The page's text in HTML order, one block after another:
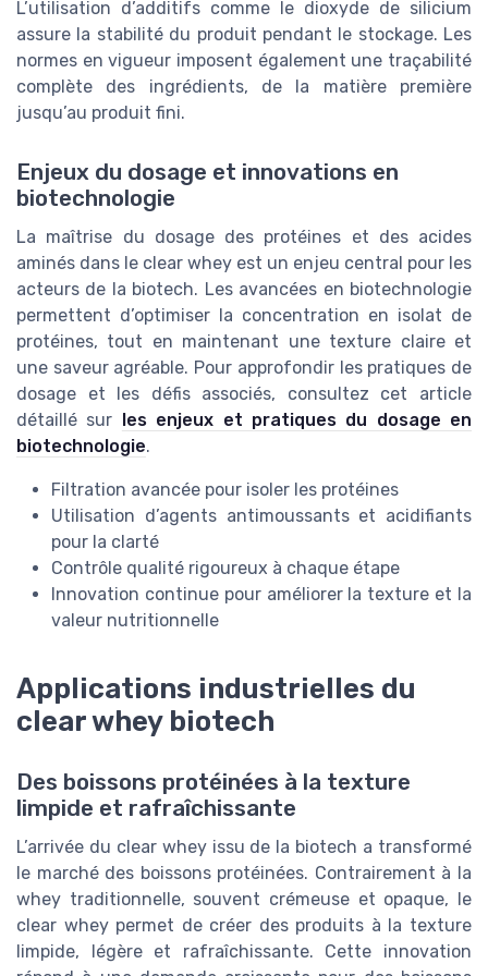
L’utilisation d’additifs comme le dioxyde de silicium
assure la stabilité du produit pendant le stockage. Les
normes en vigueur imposent également une traçabilité
complète des ingrédients, de la matière première
jusqu’au produit fini.
Enjeux du dosage et innovations en
biotechnologie
La maîtrise du dosage des protéines et des acides
aminés dans le clear whey est un enjeu central pour les
acteurs de la biotech. Les avancées en biotechnologie
permettent d’optimiser la concentration en isolat de
protéines, tout en maintenant une texture claire et
une saveur agréable. Pour approfondir les pratiques de
dosage et les défis associés, consultez cet article
détaillé sur les enjeux et pratiques du dosage en
biotechnologie.
Filtration avancée pour isoler les protéines
Utilisation d’agents antimoussants et acidifiants
pour la clarté
Contrôle qualité rigoureux à chaque étape
Innovation continue pour améliorer la texture et la
valeur nutritionnelle
Applications industrielles du
clear whey biotech
Des boissons protéinées à la texture
limpide et rafraîchissante
L’arrivée du clear whey issu de la biotech a transformé
le marché des boissons protéinées. Contrairement à la
whey traditionnelle, souvent crémeuse et opaque, le
clear whey permet de créer des produits à la texture
limpide, légère et rafraîchissante. Cette innovation